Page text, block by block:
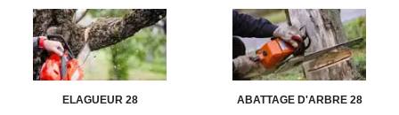
ELAGUEUR 28 ABATTAGE D'ARBRE 28